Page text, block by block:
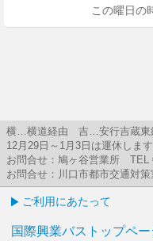
この曜日の
横…横道経由 吉…安行吉蔵東
12月29日～1月3日は運休します
お問合せ：鳩ヶ谷営業所 TEL
お問合せ：川口市都市交通対
ご利用にあたって
国際興業バストップペー